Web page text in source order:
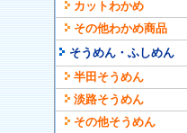
カットわかめ
その他わかめ商品
そうめん・ふしめん
半田そうめん
淡路そうめん
その他そうめん